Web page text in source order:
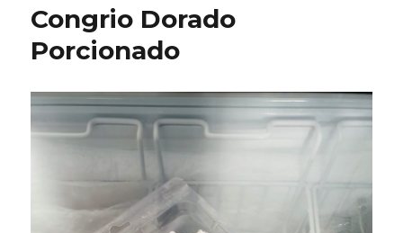
Congrio Dorado
Porcionado